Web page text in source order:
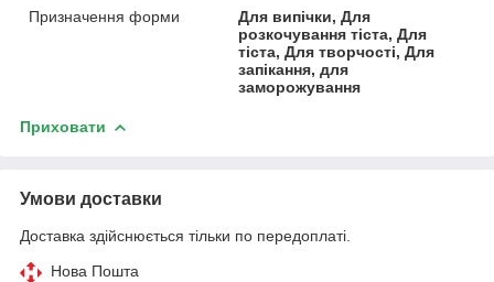
Призначення форми
Для випічки, Для
розкочування тіста, Для
тіста, Для творчості, Для
запікання, для
заморожування
Приховати
Умови доставки
Доставка здійснюється тільки по передоплаті.
Нова Пошта